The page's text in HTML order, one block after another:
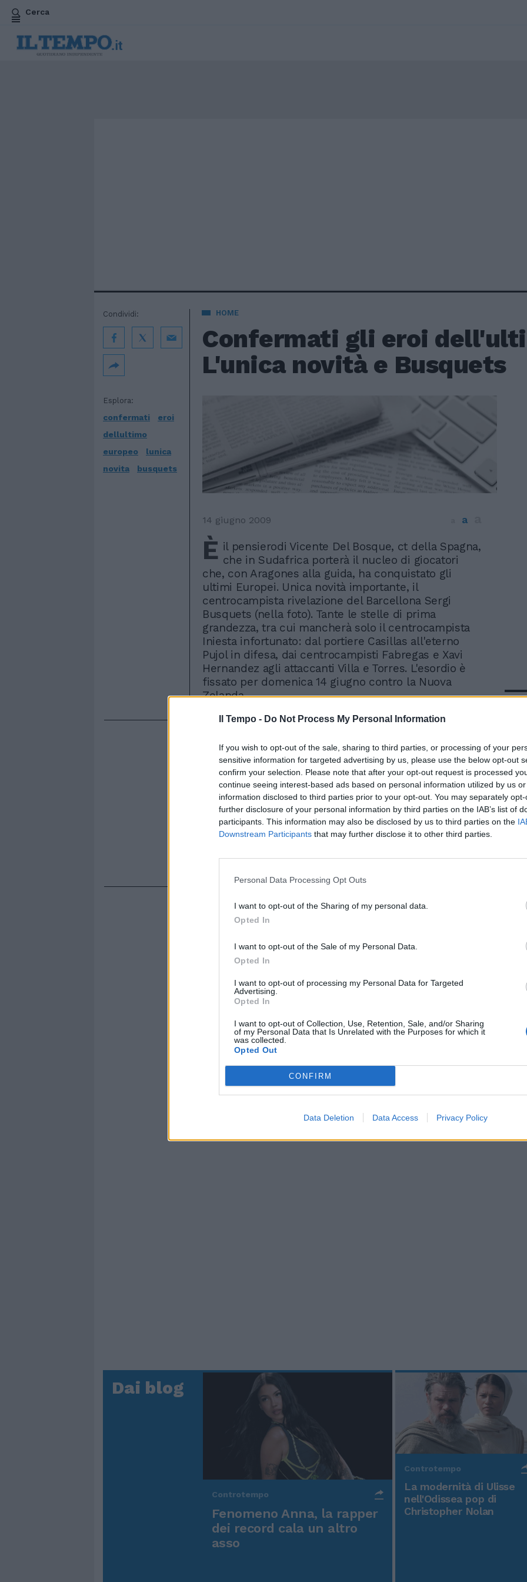
Il Tempo - Do Not Process My Personal Information
If you wish to opt-out of the sale, sharing to third parties, or processing of your
sensitive information for targeted advertising by us, please use the below opt-out
confirm your selection. Please note that after your opt-out request is processed
continue seeing interest-based ads based on personal information utilized by us
information disclosed to third parties prior to your opt-out. You may separately
further disclosure of your personal information by third parties on the IAB’s list of
participants. This information may also be disclosed by us to third parties on the
Downstream Participants that may further disclose it to other third parties.
Personal Data Processing Opt Outs
I want to opt-out of the Sharing of my personal data.
Opted In
I want to opt-out of the Sale of my Personal Data.
Opted In
I want to opt-out of processing my Personal Data for Targeted
Advertising.
Opted In
I want to opt-out of Collection, Use, Retention, Sale, and/or Sharing
of my Personal Data that Is Unrelated with the Purposes for which it
was collected.
Opted Out
CONFIRM
Data Deletion Data Access Privacy Policy
Cerca
HOME
Confermati gli eroi
L'unica novità e Busquets
Esplora:
confermati
eroi
dellultimo
europeo
lunica
novita
busquets
Condividi:
14 giugno 2009 a
È il pensierodi Vicente Del Bosque, ct della Spagna,
che in Sudafrica porterà il nucleo di giocatori
che, con Aragones alla guida, ha conquistato gli
ultimi Europei. Unica novità importante, il
centrocampista rivelazione del Barcellona Sergi
Busquets (nella foto). Tante le stelle di prima
grandezza, tra cui mancherà solo il centrocampista
Iniesta infortunato: dal portiere Casillas all'eterno
Pujol in difesa, dai centrocampisti Fabregas e Xavi
Hernandez agli attaccanti Villa e Torres. L'esordio è
fissato per domenica 14 giugno contro la Nuova
Zelanda.
In
Rudy Giuliani a Come States?
americana
Dai blog
Controtempo
Fenomeno Anna, la rapper
dei record cala un altro
asso
Controtempo
La modernità di Ulisse
nell'Odissea pop di
Christopher Nolan